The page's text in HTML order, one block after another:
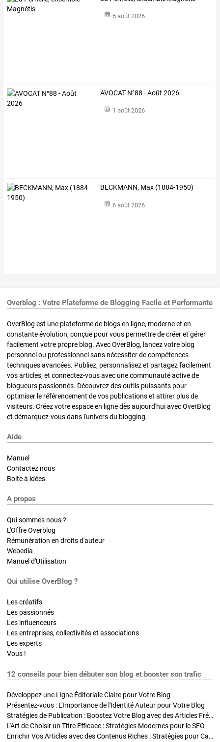
5 août 2026
AVOCAT N°88 - Août 2026
1 août 2026
BECKMANN, Max (1884-1950)
6 août 2026
Overblog : Votre Plateforme de Blogging Facile et Performante
OverBlog est une plateforme de blogs en ligne, moderne et en
constante évolution, conçue pour vous permettre de créer et gérer
facilement votre propre blog. Avec OverBlog, lancez votre blog
personnel ou professionnel sans nécessiter de compétences
techniques avancées. Publiez, personnalisez et partagez facilement
vos articles, et connectez-vous avec une communauté active de
blogueurs passionnés. Découvrez des outils puissants pour
optimiser le référencement de vos publications et attirer plus de
visiteurs. Créez votre espace en ligne dès aujourd'hui avec OverBlog
et démarquez-vous dans l'univers du blogging.
Aide
Manuel
Contactez nous
Boite à idées
A propos
Qui sommes nous ?
L'Offre Overblog
Rémunération en droits d'auteur
Webedia
Manuel d'Utilisation
Qui utilise OverBlog ?
Les créatifs
Les passionnés
Les influenceurs
Les entreprises, collectivités et associations
Les experts
Vous !
12 conseils pour bien débuter son blog et booster son trafic
Développez une Ligne Éditoriale Claire pour Votre Blog
Présentez-vous : L'Importance de l'Identité Auteur pour Votre Blog
Stratégies de Publication : Boostez Votre Blog avec des Articles Fréquents et Exclusifs
L'Art de Choisir un Titre Efficace : Stratégies Modernes pour le SEO
Enrichir Vos Articles avec des Contenus Riches : Stratégies pour Captiver et Optimiser